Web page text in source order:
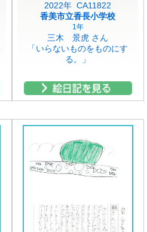
2022年 CA11822
香美市立香長小学校
1年
三木 景虎 さん
「いらないものをものにす
る。」